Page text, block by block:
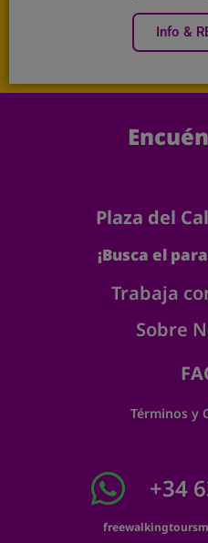
Info &
Plaza del
¡Busca el
Trabaja
Sobre
Términos y
+34